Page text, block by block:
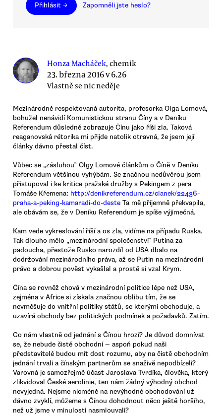
Přihlásit → Zapomněli jste heslo?
Honza Macháček, chemik
23. března 2016 v 6.26
Vlastně se nic neděje
Mezinárodně respektovaná autorita, profesorka Olga Lomová,
bohužel nenávidí Komunistickou stranu Číny a v Deníku
Referendum důsledně zobrazuje Čínu jako říši zla. Taková
reaganovská rétorika mi přijde natolik otravná, že jsem její
články dávno přestal číst.
Vůbec se „zásluhou‟ Olgy Lomové článkům o Číně v Deníku
Referendum většinou vyhýbám. Se značnou nedůvěrou jsem
přistupoval i ke kritice pražské družby s Pekingem z pera
Tomáše Křemena: http://denikreferendum.cz/clanek/22436-
praha-a-peking-kamaradi-do-deste Ta mě příjemně překvapila,
ale obávám se, že v Deníku Referendum je spíše výjimečná.
Kam vede vykreslování říší a os zla, vidíme na případu Ruska.
Tak dlouho mělo „mezinárodní společenství‟ Putina za
padoucha, přestože Rusko narozdíl od USA dbalo na
dodržování mezinárodního práva, až se Putin na mezinárodní
právo a dobrou pověst vykašlal a prostě si vzal Krym.
Čína se rovněž chová v mezinárodní politice lépe než USA,
zejména v Africe si získala značnou oblibu tím, že se
nevměšuje do vnitřní politiky států, se kterými obchoduje, a
uzavírá obchody bez politických podmínek a požadavků. Zatím.
Co nám vlastně od jednání s Čínou hrozí? Je důvod domnívat
se, že nebude čistě obchodní — aspoň pokud naši
představitelé budou mít dost rozumu, aby na čistě obchodním
jednání trvali a čínským partnerům se snaživě nepodbízeli?
Varovná je samozřejmě účast Jaroslava Tvrdíka, člověka, který
zlikvidoval České aerolinie, ten nám žádný výhodný obchod
nevyjedná. Nejsme nicméně na nevýhodné obchodování už
dávno zvyklí, můžeme s Čínou dohodnout něco ještě horšího,
než už jsme v minulosti nasmlouvali?